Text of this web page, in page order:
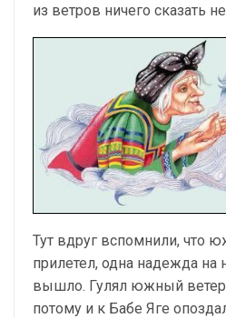
из ветров ничего сказать
Тут вдруг вспомнили, что
прилетел, одна надежда на
вышло. Гулял южный ветер
потому и к Бабе Яге